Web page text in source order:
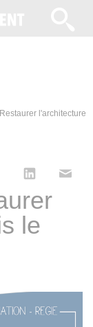
l'architecture
le